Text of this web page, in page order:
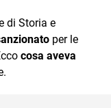
di Storia e
per le
cosa aveva